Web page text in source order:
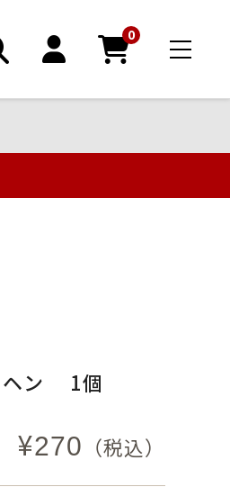
0
ヘン 1個
¥270 （税込）